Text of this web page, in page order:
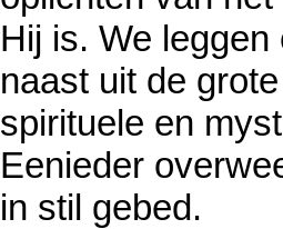
Hij is. We
naast uit de
spirituele en
Eenieder
in stil gebed.